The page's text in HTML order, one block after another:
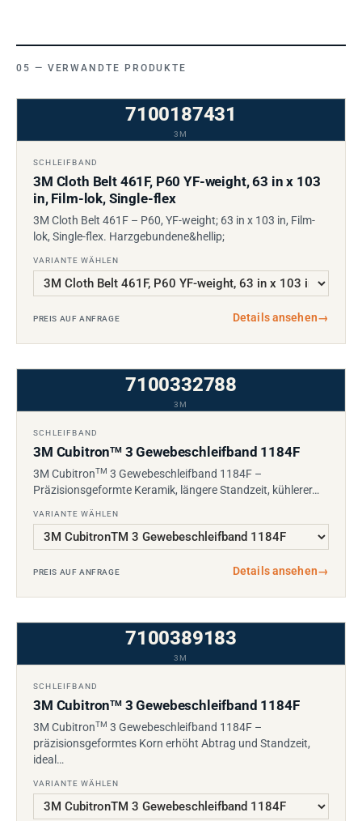
VERWANDTE PRODUKTE
7100187431
3M
SCHLEIFBAND
3M Cloth Belt 461F, P60 YF-weight, 63 in x 103
in, Film-lok, Single-flex
3M Cloth Belt 461F – P60, YF-weight; 63 in x 103 in, Film-
lok, Single-flex. Harzgebundene&hellip;
VARIANTE WÄHLEN
PREIS AUF ANFRAGE Details ansehen→
7100332788
3M
SCHLEIFBAND
3M CubitronTM3 Gewebeschleifband 1184F
3M CubitronTM 3 Gewebeschleifband 1184F –
Präzisionsgeformte Keramik, längere Standzeit, kühlerer…
VARIANTE WÄHLEN
PREIS AUF ANFRAGE Details ansehen→
7100389183
3M
SCHLEIFBAND
3M CubitronTM3 Gewebeschleifband 1184F
3M CubitronTM 3 Gewebeschleifband 1184F –
präzisionsgeformtes Korn erhöht Abtrag und Standzeit,
ideal…
VARIANTE WÄHLEN